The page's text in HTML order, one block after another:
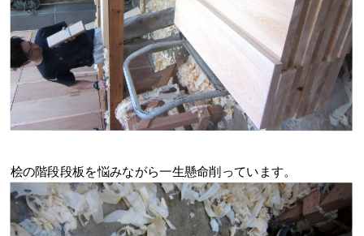
桧の階段段板を悩みながら一生懸命削っています。